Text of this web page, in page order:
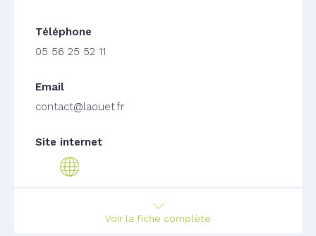
05 56 25 52 11
contact@laouet.fr
Voir la fiche complète